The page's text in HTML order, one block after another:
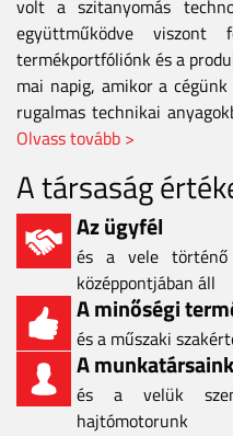
volt a szitanyomás
együttműködve viszont
termékportfóliónk és a
mai napig, amikor a
rugalmas technikai
Olvass tovább >
A társaság
Az ügyfél
és a vele történő
középpontjában áll
A minőségi
és a műszaki
A munkatársaink
és a velük
hajtómotorunk